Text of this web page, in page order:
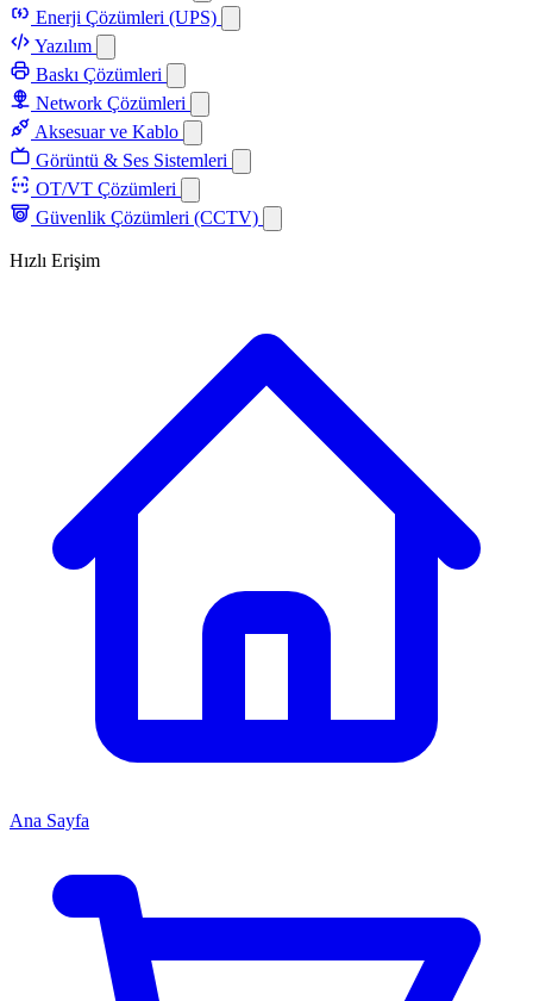
Enerji Çözümleri (UPS)
Yazılım
Baskı Çözümleri
Network Çözümleri
Aksesuar ve Kablo
Görüntü & Ses Sistemleri
OT/VT Çözümleri
Güvenlik Çözümleri (CCTV)
Hızlı Erişim
Ana Sayfa